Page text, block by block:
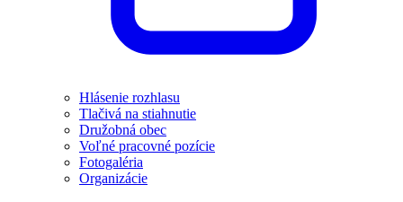
Hlásenie rozhlasu
Tlačivá na stiahnutie
Družobná obec
Voľné pracovné pozície
Fotogaléria
Organizácie